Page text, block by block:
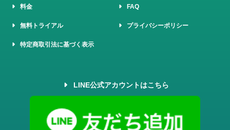
料金 FAQ
無料トライアル プライバシーポリシー
特定商取引法に基づく表示
LINE公式アカウントはこちら